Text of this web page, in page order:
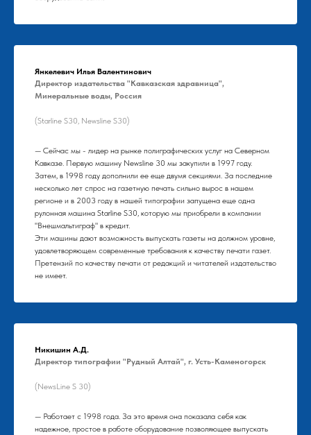
Янкелевич Илья Валентинович
Директор издательства "Кавказская здравница",
Минеральные воды, Россия
(Starline S30, Newsline S30)
— Сейчас мы - лидер на рынке полиграфических услуг на Северном
Кавказе. Первую машину Newsline 30 мы закупили в 1997 году.
Затем, в 1998 году дополнили ее еще двумя секциями. За последние
несколько лет спрос на газетную печать сильно вырос в нашем
регионе и в 2003 году в нашей типографии запущена еще одна
рулонная машина Starline S30, которую мы приобрели в компании
"Внешмальтиграф" в кредит.
Эти машины дают возможность выпускать газеты на должном уровне,
удовлетворяющем современные требования к качеству печати газет.
Претензий по качеству печати от редакций и читателей издательство
не имеет.
Никишин А.Д.
Директор типографии "Рудный Алтай", г. Усть-Каменогорск
(NewsLine S 30)
— Работает с 1998 года. За это время она показала себя как
надежное, простое в работе оборудование позволяющее выпускать